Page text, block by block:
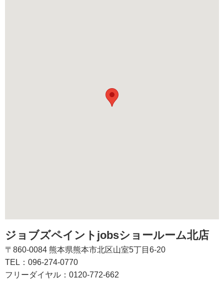
ジョブズペイントjobsショールーム北店
〒860-0084 熊本県熊本市北区山室5丁目6-20
TEL：096-274-0770
フリーダイヤル：0120-772-662